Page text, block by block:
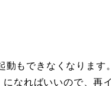
動もできなくなります
なればいいので、再